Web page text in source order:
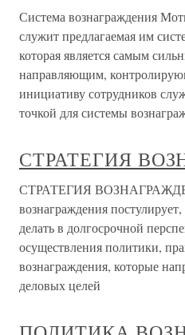
Система вознаграждения
служит предлагаемая им
которая является самым
направляющим,
инициативу сотрудников
точкой для системы
СТРАТЕГИЯ
СТРАТЕГИЯ
вознаграждения
делать в долгосрочной
осуществления политики,
вознаграждения, которые
деловых целей